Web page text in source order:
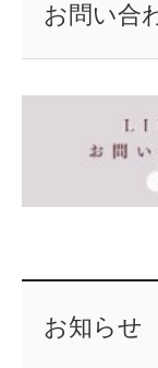
お問い合
お知らせ